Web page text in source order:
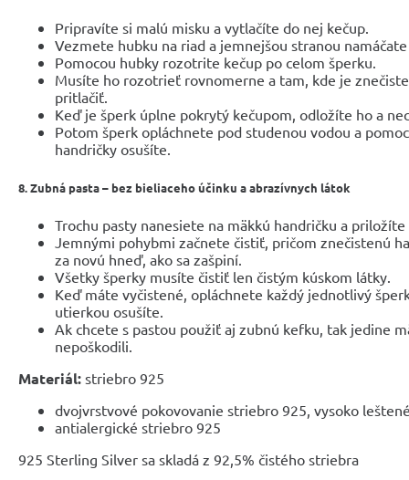
Pripravíte si malú misku a vytlačíte do nej kečup.
Vezmete hubku na riad a jemnejšou stranou
Pomocou hubky rozotrite kečup po celom šperku.
Musíte ho rozotrieť rovnomerne a tam, kde je
pritlačiť.
Keď je šperk úplne pokrytý kečupom, odložíte ho a
Potom šperk opláchnete pod studenou vodou a
handričky osušíte.
8. Zubná pasta– bez bieliaceho účinku a abrazívnych látok
Trochu pasty nanesiete na mäkkú handričku a priložíte
Jemnými pohybmi začnete čistiť, pričom znečistenú
za novú hneď, ako sa zašpiní.
Všetky šperky musíte čistiť len čistým kúskom látky.
Keď máte vyčistené, opláchnete každý jednotlivý
utierkou osušíte.
Ak chcete s pastou použiť aj zubnú kefku, tak jedine
nepoškodili.
Materiál: striebro 925
dvojvrstvové pokovovanie striebro 925, vysoko
antialergické striebro 925
925 Sterling Silver sa skladá z 92,5% čistého striebra